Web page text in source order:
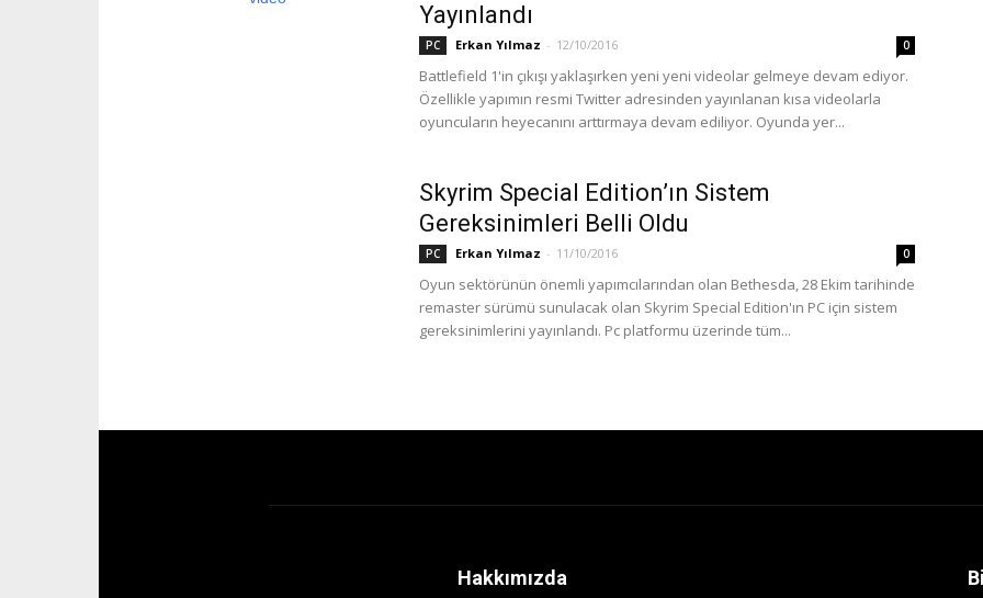
Yayınlandı
PC Erkan Yılmaz - 12/10/2016 0
Battlefield 1'in çıkışı yaklaşırken yeni yeni videolar gelmeye devam ediyor.
Özellikle yapımın resmi Twitter adresinden yayınlanan kısa videolarla
oyuncuların heyecanını arttırmaya devam ediliyor. Oyunda yer...
Skyrim Special Edition’ın Sistem
Gereksinimleri Belli Oldu
PC Erkan Yılmaz - 11/10/2016 0
Oyun sektörünün önemli yapımcılarından olan Bethesda, 28 Ekim tarihinde
remaster sürümü sunulacak olan Skyrim Special Edition'ın PC için sistem
gereksinimlerini yayınlandı. Pc platformu üzerinde tüm...
Hakkımızda